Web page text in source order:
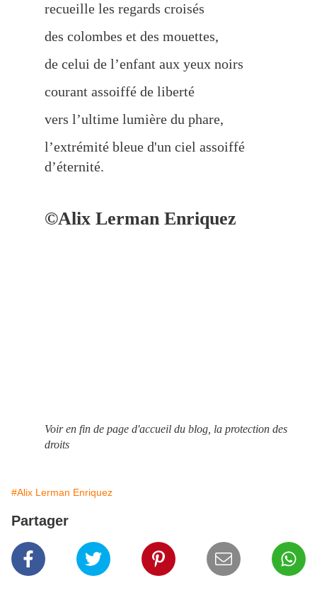
recueille les regards croisés
des colombes et des mouettes,
de celui de l’enfant aux yeux noirs
courant assoiffé de liberté
vers l’ultime lumière du phare,
l’extrémité bleue d'un ciel assoiffé
d’éternité.
©Alix Lerman Enriquez
Voir en fin de page d'accueil du blog, la protection des
droits
#Alix Lerman Enriquez
Partager